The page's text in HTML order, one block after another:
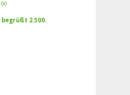
begrüßt 2.500.